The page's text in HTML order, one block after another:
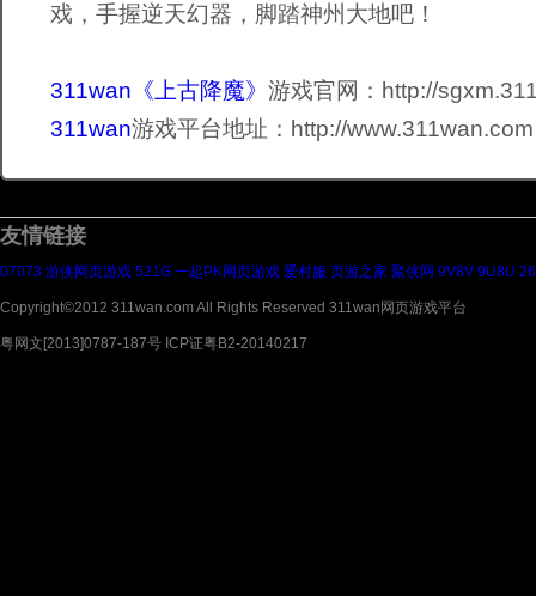
戏，手握逆天幻器，脚踏神州大地吧！
311wan《上古降魔》 游戏官网：http://
311wan游戏平台地址：http://www.311wan.com
友情链接
07073 游侠网页游戏 521G 一起PK网页游戏 爱村服 页游之家 聚侠网 9V8V 9U8U
Copyright©2012 311wan.com All Rights Reserved 311wan网页游戏平台
粤网文[2013]0787-187号 ICP证粤B2-20140217